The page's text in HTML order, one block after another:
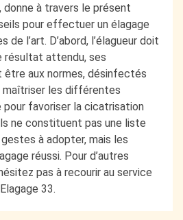
donne à travers le présent
pour effectuer un élagage
de l’art. D’abord, l’élagueur doit
résultat attendu, ses
être aux normes, désinfectés
les différentes
pour favoriser la cicatrisation
ne constituent pas une liste
à adopter, mais les
réussi. Pour d’autres
pas à recourir au service
33.